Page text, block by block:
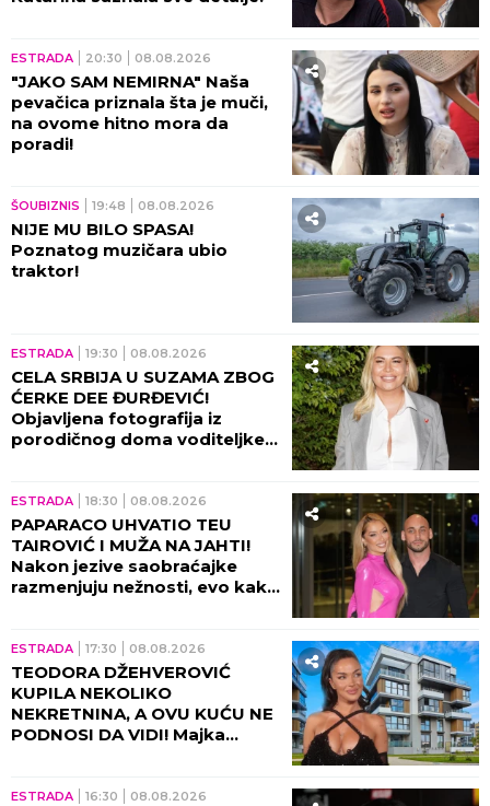
ESTRADA 20:30 08.08.2026
"JAKO SAM NEMIRNA" Naša
pevačica priznala šta je muči,
na ovome hitno mora da
poradi!
ŠOUBIZNIS 19:48 08.08.2026
NIJE MU BILO SPASA!
Poznatog muzičara ubio
traktor!
ESTRADA 19:30 08.08.2026
CELA SRBIJA U SUZAMA ZBOG
ĆERKE DEE ĐURĐEVIĆ!
Objavljena fotografija iz
porodičnog doma voditeljke,
ESTRADA 18:30 08.08.2026
PAPARACO UHVATIO TEU
TAIROVIĆ I MUŽA NA JAHTI!
Nakon jezive saobraćajke
razmenjuju nežnosti, evo kako
ESTRADA 17:30 08.08.2026
TEODORA DŽEHVEROVIĆ
KUPILA NEKOLIKO
NEKRETNINA, A OVU KUĆU NE
PODNOSI DA VIDI! Majka
ESTRADA 16:30 08.08.2026